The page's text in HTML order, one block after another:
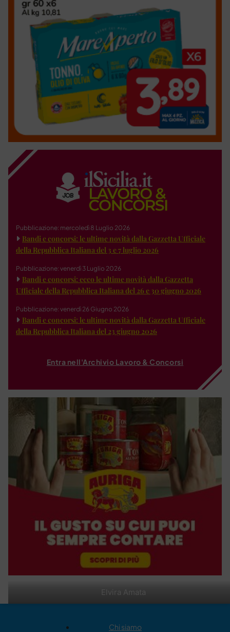
Elvira Amata
Pubblicazione: mercoledì 8 Luglio 2026
Bandi e concorsi: le ultime novità dalla Gazzetta Ufficiale
della Repubblica Italiana del 3 e 7 luglio 2026
Pubblicazione: venerdì 3 Luglio 2026
Bandi e concorsi: ecco le ultime novità dalla Gazzetta
Ufficiale della Repubblica Italiana del 26 e 30 giugno 2026
Pubblicazione: venerdì 26 Giugno 2026
Bandi e concorsi: le ultime novità dalla Gazzetta Ufficiale
della Repubblica Italiana del 23 giugno 2026
Entra nell'Archivio Lavoro & Concorsi
Chi siamo